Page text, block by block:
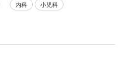
内科 小児科